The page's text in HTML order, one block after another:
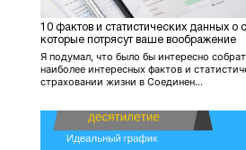
10 фактов и статистических данных о
которые потрясут ваше воображение
Я подумал, что было бы интересно
наиболее интересных фактов и
страховании жизни в Соединен...